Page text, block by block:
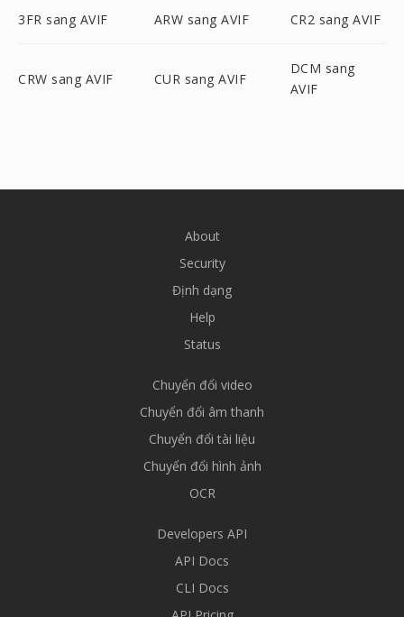
3FR sang AVIF ARW sang AVIF CR2 sang AVIF
CRW sang AVIF CUR sang AVIF
DCM sang
AVIF
About
Security
Định dạng
Help
Status
Chuyển đổi video
Chuyển đổi âm thanh
Chuyển đổi tài liệu
Chuyển đổi hình ảnh
OCR
Developers API
API Docs
CLI Docs